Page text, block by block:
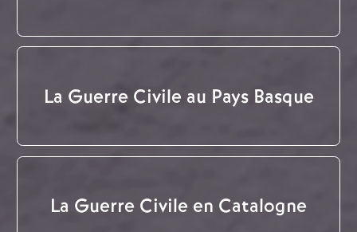
La Guerre Civile au Pays Basque
La Guerre Civile en Catalogne